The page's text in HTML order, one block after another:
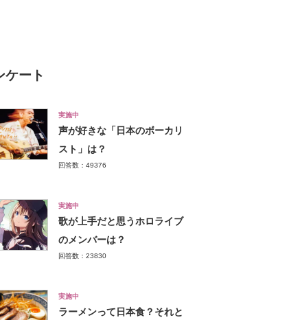
ケート
実施中
声が好きな「日本のボーカリ
スト」は？
回答数：49376
実施中
歌が上手だと思うホロライブ
のメンバーは？
回答数：23830
実施中
ラーメンって日本食？それと